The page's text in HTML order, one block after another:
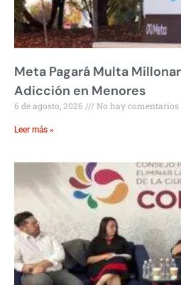
Meta Pagará Multa
Adicción en Menores
6 de agosto, 2026 No hay comentarios
Leer más »